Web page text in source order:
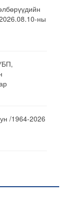
ны
/1964-2026